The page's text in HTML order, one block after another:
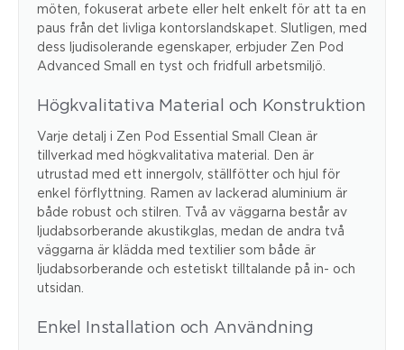
möten, fokuserat arbete eller helt enkelt för att ta en
paus från det livliga kontorslandskapet. Slutligen, med
dess ljudisolerande egenskaper, erbjuder Zen Pod
Advanced Small en tyst och fridfull arbetsmiljö.
Högkvalitativa Material och Konstruktion
Varje detalj i Zen Pod Essential Small Clean är
tillverkad med högkvalitativa material. Den är
utrustad med ett innergolv, ställfötter och hjul för
enkel förflyttning. Ramen av lackerad aluminium är
både robust och stilren. Två av väggarna består av
ljudabsorberande akustikglas, medan de andra två
väggarna är klädda med textilier som både är
ljudabsorberande och estetiskt tilltalande på in- och
utsidan.
Enkel Installation och Användning